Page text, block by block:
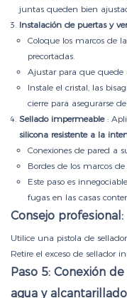
juntas queden bien
Instalación de puertas y
Coloque los marcos de
precortadas.
Ajustar para que quede
Instale el cristal, las
cierre para asegurarse
Sellado impermeable:
silicona resistente a la
Conexiones de pared a
Bordes de los marcos
Este paso es
fugas en las casas
Consejo profesional:
Utilice una pistola de
Retire el exceso de sellador
Paso 5: Conexión
agua y alcantarillado